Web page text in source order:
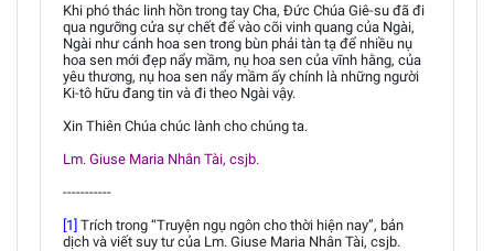
Khi phó thác linh hồn trong tay Cha, Đức Chúa Giê-su đã đi
qua ngưỡng cửa sự chết để vào cõi vinh quang của Ngài,
Ngài như cánh hoa sen trong bùn phải tàn tạ để nhiều nụ
hoa sen mới đẹp nẩy mầm, nụ hoa sen của vĩnh hằng, của
yêu thương, nụ hoa sen nẩy mầm ấy chính là những người
Ki-tô hữu đang tin và đi theo Ngài vậy.
Xin Thiên Chúa chúc lành cho chúng ta.
Lm. Giuse Maria Nhân Tài, csjb.
-----------
[1] Trích trong “Truyện ngụ ngôn cho thời hiện nay”, bản
dịch và viết suy tư của Lm. Giuse Maria Nhân Tài, csjb.